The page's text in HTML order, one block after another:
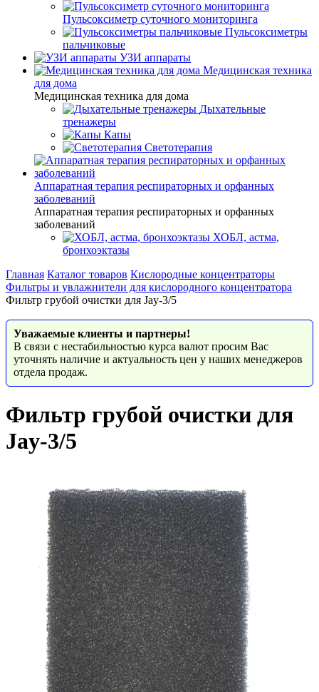
Пульсоксиметр суточного мониторинга
Пульсоксиметры
пальчиковые
УЗИ аппараты
Медицинская техника
для дома
Медицинская техника для дома
Дыхательные
тренажеры
Капы
Светотерапия
Аппаратная терапия респираторных и орфанных
заболеваний
Аппаратная терапия респираторных и орфанных
заболеваний
ХОБЛ, астма,
бронхоэктазы
Главная Каталог товаров Кислородные концентраторы
Фильтры и увлажнители для кислородного концентратора
Фильтр грубой очистки для Jay-3/5
Уважаемые клиенты и партнеры!
В связи с нестабильностью курса валют просим Вас
уточнять наличие и актуальность цен у наших менеджеров
отдела продаж.
Фильтр грубой очистки для
Jay-3/5